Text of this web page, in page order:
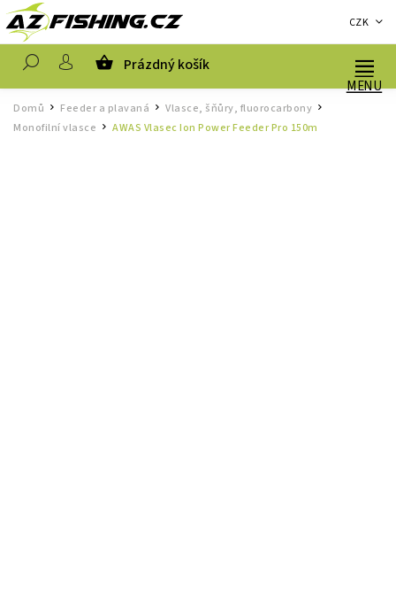
CZK
Prázdný košík
Domů / Feeder a plavaná / Vlasce, šňůry, fluorocarbony /
Monofilní vlasce / AWAS Vlasec Ion Power Feeder Pro 150m